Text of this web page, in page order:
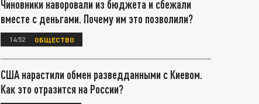
Чиновники наворовали из бюджета и сбежали
вместе с деньгами. Почему им это позволили?
14:52 ОБЩЕСТВО
США нарастили обмен разведданными с Киевом.
Как это отразится на России?